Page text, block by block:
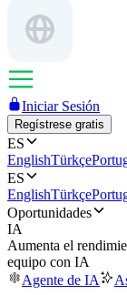
Iniciar Sesión
Regístrese gratis
ES
EnglishTürkçe
ES
EnglishTürkçe
Oportunidades
IA
Aumenta el
equipo con IA
Agente de IA